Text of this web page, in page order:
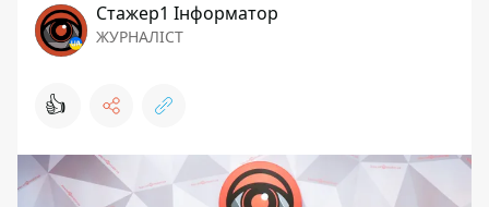
Стажер1 Інформатор
ЖУРНАЛІСТ
👍